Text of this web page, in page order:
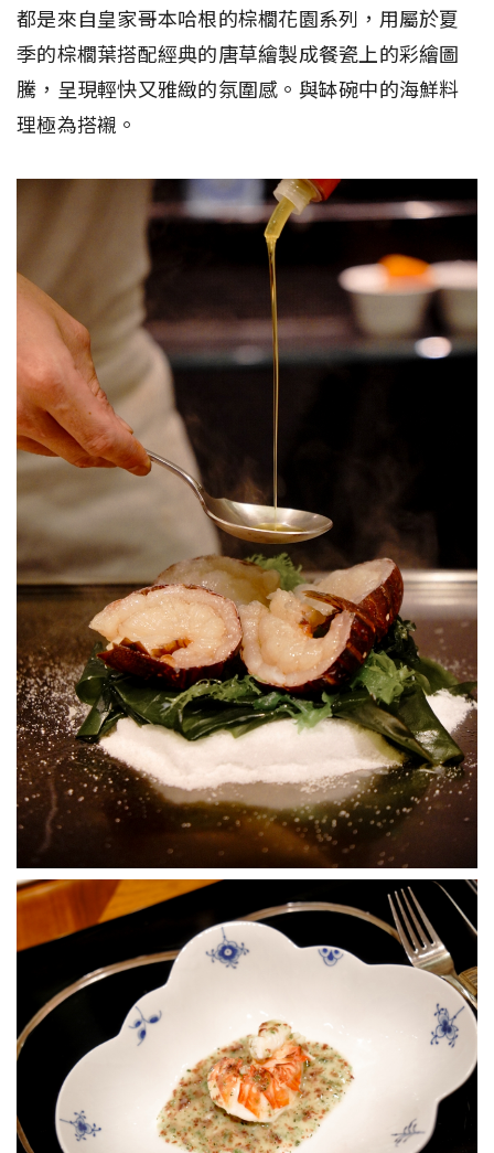
都是來自皇家哥本哈根的棕櫚花園系列，用屬於夏
季的棕櫚葉搭配經典的唐草繪製成餐瓷上的彩繪圖
騰，呈現輕快又雅緻的氛圍感。與缽碗中的海鮮料
理極為搭襯。